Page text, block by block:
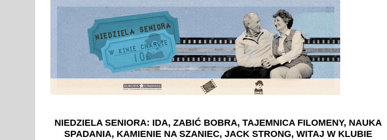
NIEDZIELA SENIORA: IDA, ZABIĆ BOBRA, TAJEMNICA FILOMENY, NAUKA
SPADANIA, KAMIENIE NA SZANIEC, JACK STRONG, WITAJ W KLUBIE